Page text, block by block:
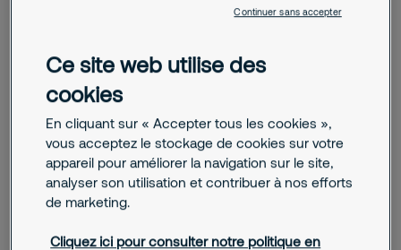
Je recherche un emploi, un stage
Autre
Téléphone
E-mail
Ce site web utilise des
cookies
En cliquant sur « Accepter tous les cookies »,
vous acceptez le stockage de cookies sur votre
appareil pour améliorer la navigation sur le site,
analyser son utilisation et contribuer à nos efforts
de marketing.
Cliquez ici pour consulter notre politique en
Continuer sans accepter